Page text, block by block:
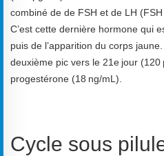
combiné de de FSH et de LH
C’est cette dernière hormone qui
puis de l’apparition du corps
deuxième pic vers le 21e jour (120
progestérone (18 ng/mL).
Cycle sous